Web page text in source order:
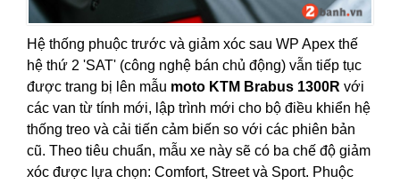
Hệ thống phuộc trước và giảm xóc sau WP Apex thế
hệ thứ 2 'SAT' (công nghệ bán chủ động) vẫn tiếp tục
được trang bị lên mẫu moto KTM Brabus 1300R với
các van từ tính mới, lập trình mới cho bộ điều khiển hệ
thống treo và cải tiến cảm biến so với các phiên bản
cũ. Theo tiêu chuẩn, mẫu xe này sẽ có ba chế độ giảm
xóc được lựa chọn: Comfort, Street và Sport. Phuộc